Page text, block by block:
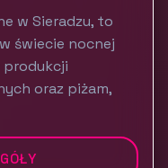
w Sieradzu, to
świecie nocnej
produkcji
oraz piżam,